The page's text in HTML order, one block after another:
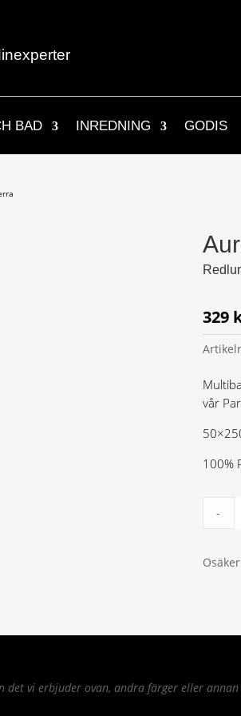
BAD INREDNING GODIS
329
vår
100%
-
det vi erbjuder ovan, andra färger eller